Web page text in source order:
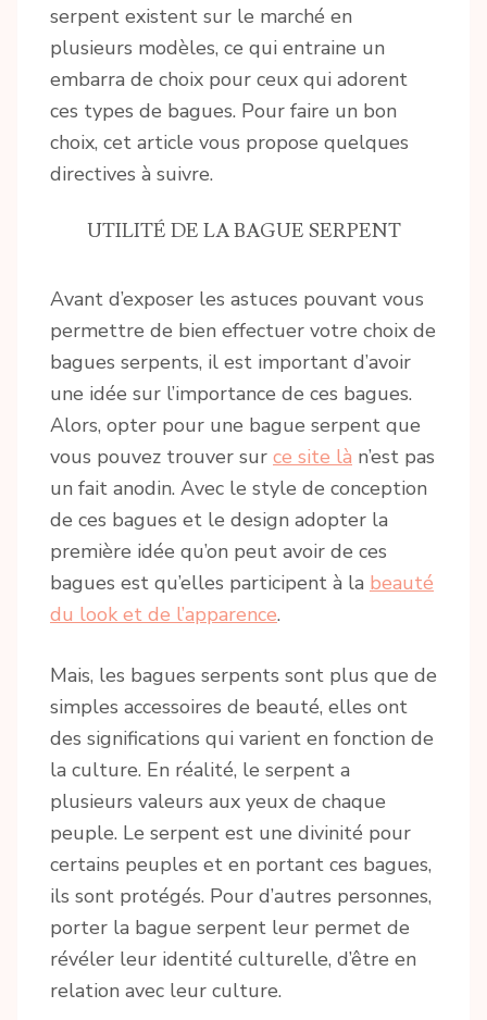
serpent existent sur le marché en
plusieurs modèles, ce qui entraine un
embarra de choix pour ceux qui adorent
ces types de bagues. Pour faire un bon
choix, cet article vous propose quelques
directives à suivre.
UTILITÉ DE LA BAGUE SERPENT
Avant d’exposer les astuces pouvant vous
permettre de bien effectuer votre choix de
bagues serpents, il est important d’avoir
une idée sur l’importance de ces bagues.
Alors, opter pour une bague serpent que
vous pouvez trouver sur ce site là n’est pas
un fait anodin. Avec le style de conception
de ces bagues et le design adopter la
première idée qu’on peut avoir de ces
bagues est qu’elles participent à la beauté
du look et de l’apparence.
Mais, les bagues serpents sont plus que de
simples accessoires de beauté, elles ont
des significations qui varient en fonction de
la culture. En réalité, le serpent a
plusieurs valeurs aux yeux de chaque
peuple. Le serpent est une divinité pour
certains peuples et en portant ces bagues,
ils sont protégés. Pour d’autres personnes,
porter la bague serpent leur permet de
révéler leur identité culturelle, d’être en
relation avec leur culture.